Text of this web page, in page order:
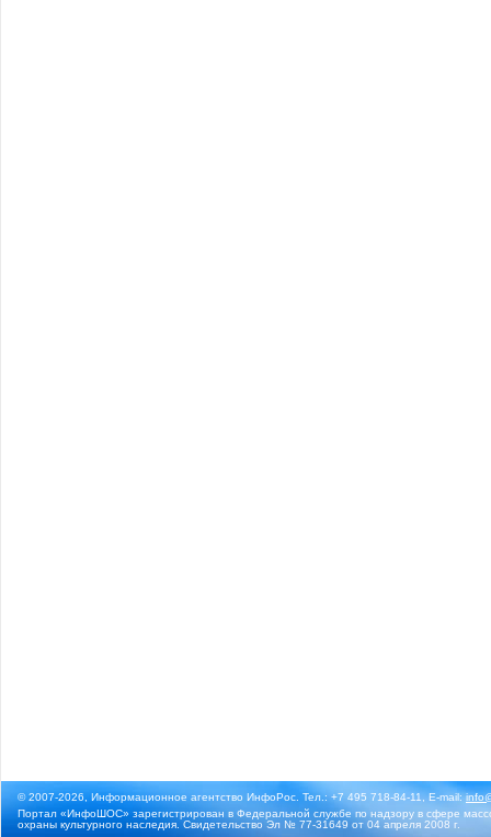
© 2007-2026, Информационное агентство ИнфоРос. Тел.: +7 495 718-84-11, E-mail:
Портал «ИнфоШОС» зарегистрирован в Федеральной службе по надзору в сфере
охраны культурного наследия. Свидетельство Эл № 77-31649 от 04 апреля 2008 г.